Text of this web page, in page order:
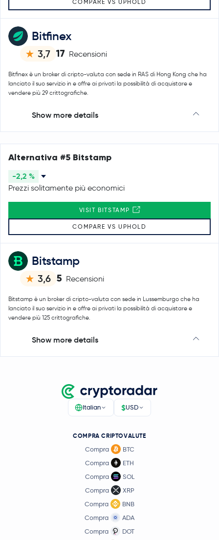
Bitfinex
3,7 17 Recensioni
Bitfinex è un broker di cripto-valuta con sede in RAS di Hong Kong che ha
lanciato il suo servizio in e offre ai privati la possibilità di acquistare e
vendere più 29 crittografiche.
Show more details
COMPARE VS UPHOLD
Bitstamp
3,6 5 Recensioni
Bitstamp è un broker di cripto-valuta con sede in Lussemburgo che ha
lanciato il suo servizio in e offre ai privati la possibilità di acquistare e
vendere più 125 crittografiche.
Show more details
Alternativa #5 Bitstamp
-2,2 %
Prezzi solitamente più economici
VISIT BITSTAMP
COMPARE VS UPHOLD
Italian $USD
COMPRA CRIPTOVALUTE
Compra
BTC
Compra
ETH
Compra
SOL
Compra
XRP
Compra
BNB
Compra
ADA
Compra
DOT